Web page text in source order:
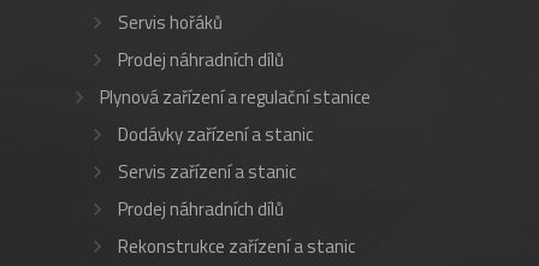
Servis hořáků
Prodej náhradních dílů
Plynová zařízení a regulační stanice
Dodávky zařízení a stanic
Servis zařízení a stanic
Prodej náhradních dílů
Rekonstrukce zařízení a stanic